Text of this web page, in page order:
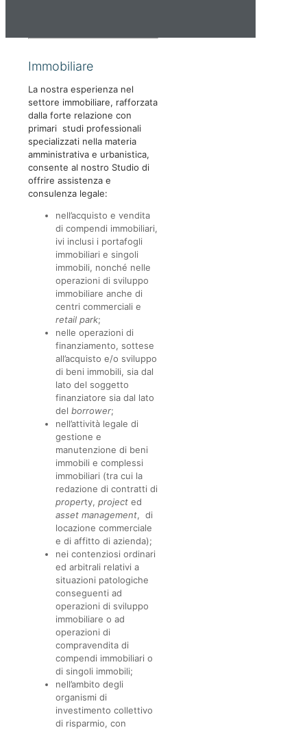
Immobiliare
La nostra esperienza nel
settore immobiliare, rafforzata
dalla forte relazione con
primari studi professionali
specializzati nella materia
amministrativa e urbanistica,
consente al nostro Studio di
offrire assistenza e
consulenza legale:
nell’acquisto e vendita
di compendi immobiliari,
ivi inclusi i portafogli
immobiliari e singoli
immobili, nonché nelle
operazioni di sviluppo
immobiliare anche di
centri commerciali e
retail park;
nelle operazioni di
finanziamento, sottese
all’acquisto e/o sviluppo
di beni immobili, sia dal
lato del soggetto
finanziatore sia dal lato
del borrower;
nell’attività legale di
gestione e
manutenzione di beni
immobili e complessi
immobiliari (tra cui la
redazione di contratti di
property, project ed
asset management, di
locazione commerciale
e di affitto di azienda);
nei contenziosi ordinari
ed arbitrali relativi a
situazioni patologiche
conseguenti ad
operazioni di sviluppo
immobiliare o ad
operazioni di
compravendita di
compendi immobiliari o
di singoli immobili;
nell’ambito degli
organismi di
investimento collettivo
di risparmio, con